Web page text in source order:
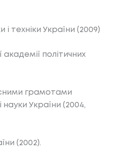
і техніки України (2009)
політичних
грамотами
науки України (2004,
(2002).